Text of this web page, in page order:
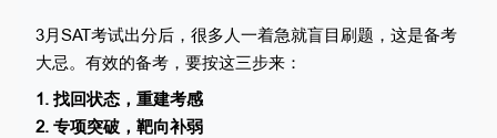
3月SAT考试出分后，很多人一着急就盲目刷题，这是备考
大忌。有效的备考，要按这三步来：
1. 找回状态，重建考感
2. 专项突破，靶向补弱